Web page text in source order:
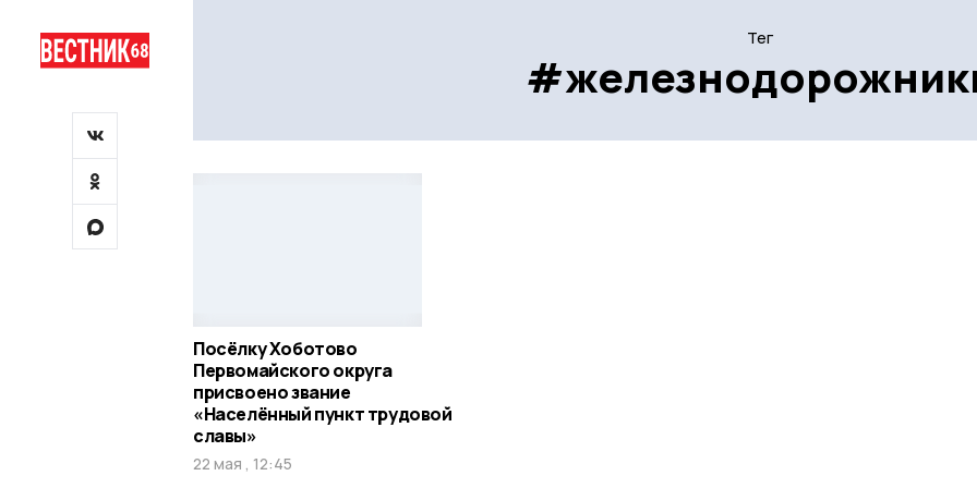
Тег
Посёлку Хоботово
Первомайского округа
присвоено звание
«Населённый пункт трудовой
славы»
22 мая , 12:45